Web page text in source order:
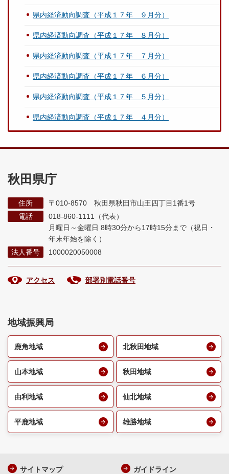
県内経済動向調査（平成１７年 ９月分）
県内経済動向調査（平成１７年 ８月分）
県内経済動向調査（平成１７年 ７月分）
県内経済動向調査（平成１７年 ６月分）
県内経済動向調査（平成１７年 ５月分）
県内経済動向調査（平成１７年 ４月分）
秋田県庁
住所
〒010-8570 秋田県秋田市山王四丁目1番1号
電話
018-860-1111（代表）
月曜日～金曜日 8時30分から17時15分まで （祝日・
年末年始を除く）
法人番号
1000020050008
アクセス 部署別電話番号
地域振興局
鹿角地域 北秋田地域
山本地域 秋田地域
由利地域 仙北地域
平鹿地域 雄勝地域
サイトマップ ガイドライン